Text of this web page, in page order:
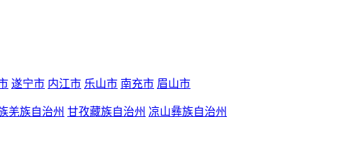
遂宁市 内江市 乐山市 南充市 眉山市
羌族自治州 甘孜藏族自治州 凉山彝族自治州